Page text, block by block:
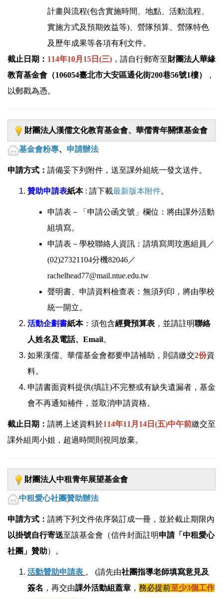
計畫與流程(包含實施時間、地點、活動流程、
實施方式及預期效益等)、營隊預算、營隊特色
及歷年成果等各項有利文件。
截止日期： 114年10月15日(三) ，請自行郵寄至財團法人華緣
教育基金會（106054臺北市大安區通化街200巷56號1樓）
，
以郵戳為憑。
財團法人漢儒文化教育基金會、華儒青年關懷基金會
基金會粉專、 申請辦法
申請方式： 請備妥下列附件，送至課外組統一發文送件。
贊助申請表紙本: 請下載最新版本附件。
申請表－「申請公函文號」欄位：將由課外活動
組填寫。
申請表－學校聯絡人資訊：請填寫周玟惠組員／
(02)27321104分機82046／
rachelhead77@mail.ntue.edu.tw
聲明書、申請資料檢查表：無須列印，將由學校
統一開立。
活動企劃書紙本：須包含經費預算表 ，並請註明聯絡
人姓名及電話、Email。
如果漢儒、華儒基金會都要申請補助，則請繳交2份資
料。
申請書面資料提供(填註)不完整或有缺失遺漏者，基金
會不再通知補件，並取消申請資格。
截止日期： 請將上述資料於114年11月14日(五)中午前繳交至
課外組周小姐，超過時間則視同放棄。
財團法人中租青年展望基金會
中租愛心社團贊助辦法
申請方式： 請將下列文件依序裝訂成一冊，並於截止期限內
以掛號自行寄送至該基金會（信件封面註明申請「中租愛心
社團」贊助）。
活動贊助申請表 。 (請先由社團指導老師填寫意見及
簽名 ，再交由課外活動組蓋章 ， 務必提前至少3個工作